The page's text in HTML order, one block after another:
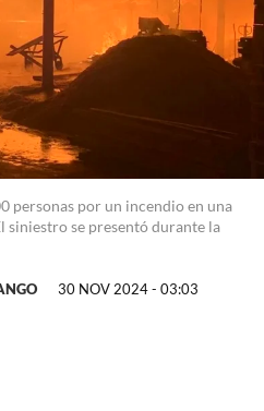
personas por un incendio en una
siniestro se presentó durante la
30 NOV 2024 - 03:03